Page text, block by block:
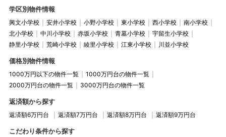
学区別物件情報
興文小学校 安井小学校 小野小学校 東小学校 西小学校
南小学校
北小学校
中川小学校 赤坂小学校 青墓小学校
宇留生小学校
静里小学校
荒崎小学校 綾里小学校 江東小学校 川並小学校
価格別物件情報
1000万円以下の物件一覧
1000万円台の物件一覧
2000万円台の物件一覧
3000万円台の物件一覧
返済額から探す
返済額6万円台 返済額7万円台 返済額8万円台 返済額9万円台
こだわり条件から探す